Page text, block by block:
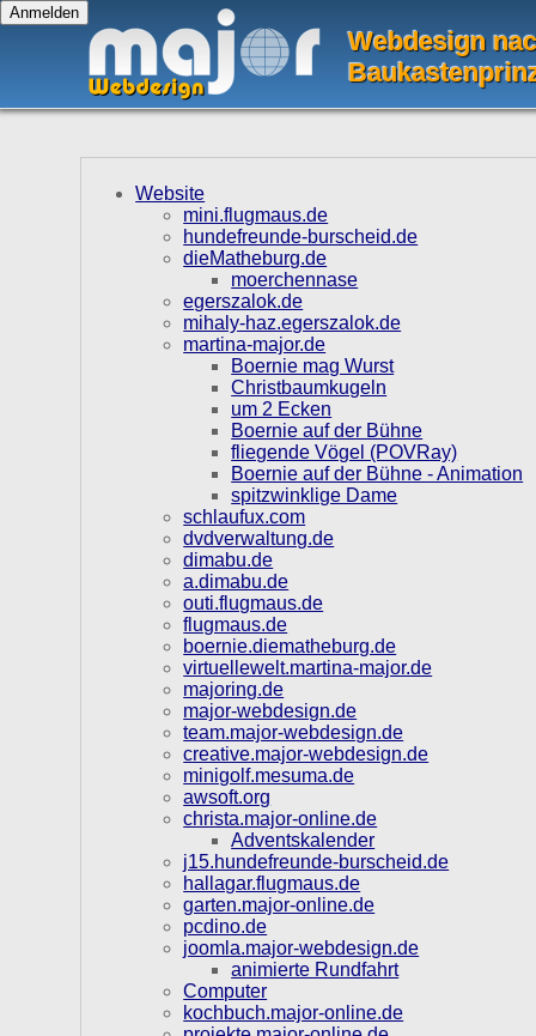
Webdesign
Website
mini.flugmaus.de
hundefreunde-burscheid.de
dieMatheburg.de
moerchennase
egerszalok.de
mihaly-haz.egerszalok.de
martina-major.de
Boernie mag Wurst
Christbaumkugeln
um 2 Ecken
Boernie auf der Bühne
fliegende Vögel (POVRay)
Boernie auf der Bühne - Animation
spitzwinklige Dame
schlaufux.com
dvdverwaltung.de
dimabu.de
a.dimabu.de
outi.flugmaus.de
flugmaus.de
boernie.diematheburg.de
virtuellewelt.martina-major.de
majoring.de
major-webdesign.de
team.major-webdesign.de
creative.major-webdesign.de
minigolf.mesuma.de
awsoft.org
christa.major-online.de
Adventskalender
j15.hundefreunde-burscheid.de
hallagar.flugmaus.de
garten.major-online.de
pcdino.de
joomla.major-webdesign.de
animierte Rundfahrt
Computer
kochbuch.major-online.de